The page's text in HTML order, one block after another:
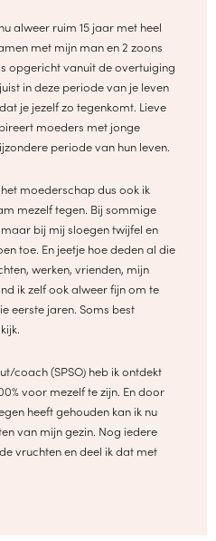
alweer ruim 15 jaar met heel
met mijn man en 2 zoons
opgericht vanuit de overtuiging
in deze periode van je leven
je jezelf zo tegenkomt. Lieve
moeders met jonge
periode van hun leven.
moederschap dus ook ik
mezelf tegen. Bij sommige
bij mij sloegen twijfel en
toe. En jeetje hoe deden al die
werken, vrienden, mijn
ik zelf ook alweer fijn om te
eerste jaren. Soms best
coach (SPSO) heb ik ontdekt
voor mezelf te zijn. En door
heeft gehouden kan ik nu
van mijn gezin. Nog iedere
vruchten en deel ik dat met